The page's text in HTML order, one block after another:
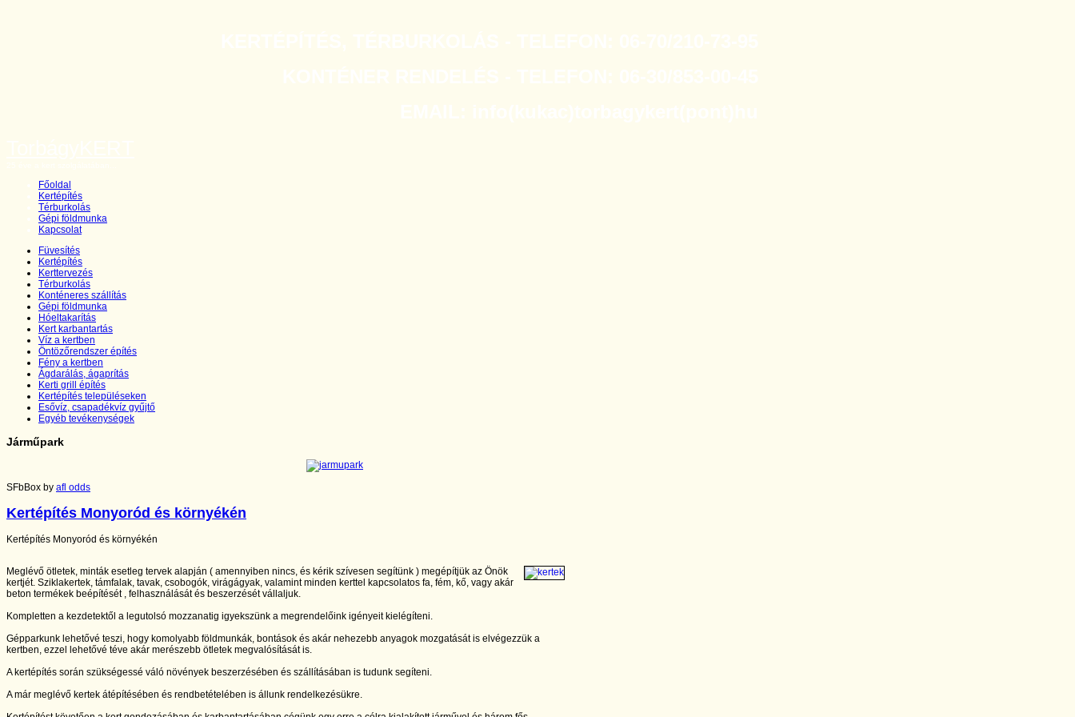
Főoldal
Kertépítés
Térburkolás
Gépi földmunka
Kapcsolat
Füvesítés
Kertépítés
Kerttervezés
Térburkolás
Konténeres szállítás
Gépi földmunka
Hóeltakarítás
Kert karbantartás
Víz a kertben
Öntözőrendszer építés
Fény a kertben
Ágdarálás, ágaprítás
Kerti grill építés
Kertépítés településeken
Esővíz, csapadékvíz gyűjtő
Egyéb tevékenységek
Járműpark
SFbBox by afl odds
Kertépítés Monyoród és környékén
Kertépítés Monyoród és környékén
Meglévő ötletek, minták esetleg tervek alapján ( amennyiben nincs, és kérik szívesen segítünk ) megépítjük az Önök
kertjét. Sziklakertek, támfalak, tavak, csobogók, virágágyak, valamint minden kerttel kapcsolatos fa, fém, kő, vagy akár
beton termékek beépítését , felhasználását és beszerzését vállaljuk.
Kompletten a kezdetektől a legutolsó mozzanatig igyekszünk a megrendelőink igényeit kielégíteni.
Gépparkunk lehetővé teszi, hogy komolyabb földmunkák, bontások és akár nehezebb anyagok mozgatását is elvégezzük a
kertben, ezzel lehetővé téve akár merészebb ötletek megvalósítását is.
A kertépítés során szükségessé váló növények beszerzésében és szállításában is tudunk segíteni.
A már meglévő kertek átépítésében és rendbetételében is állunk rendelkezésükre.